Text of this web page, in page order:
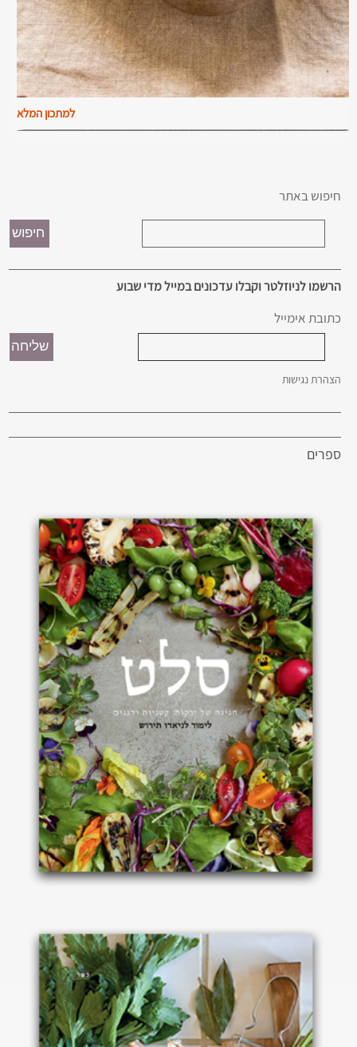
למתכון המלא
חיפוש באתר
הרשמו לניוזלטר וקבלו עדכונים במייל מדי שבוע
כתובת אימייל
הצהרת נגישות
ספרים